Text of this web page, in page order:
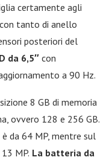
certamente agli
tanto di anello
posteriori del
da 6,5″con
a 90 Hz.
8 GB di memoria
ovvero 128 e 256 GB.
da 64 MP, mentre sul
MP. La batteria da